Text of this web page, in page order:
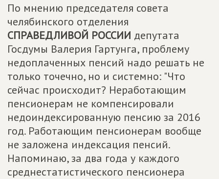
По мнению председателя совета
челябинского отделения
СПРАВЕДЛИВОЙ РОССИИ депутата
Госдумы Валерия Гартунга, проблему
недоплаченных пенсий надо решать не
только точечно, но и системно: "Что
сейчас происходит? Неработающим
пенсионерам не компенсировали
недоиндексированную пенсию за 2016
год. Работающим пенсионерам вообще
не заложена индексация пенсий.
Напоминаю, за два года у каждого
среднестатистического пенсионера